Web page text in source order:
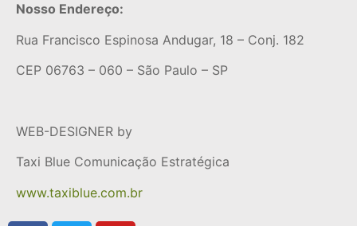
Nosso Endereço:
Rua Francisco Espinosa Andugar, 18 – Conj. 182
CEP 06763 – 060 – São Paulo – SP
WEB-DESIGNER by
Taxi Blue Comunicação Estratégica
www.taxiblue.com.br